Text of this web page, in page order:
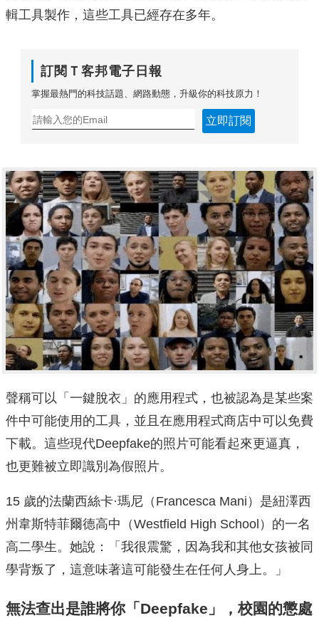
輯工具製作，這些工具已經存在多年。
訂閱Ｔ客邦電子日報
掌握最熱門的科技話題、網路動態，升級你的科技原力！
立即訂閱
聲稱可以「一鍵脫衣」的應用程式，也被認為是某些案
件中可能使用的工具，並且在應用程式商店中可以免費
下載。這些現代Deepfake的照片可能看起來更逼真，
也更難被立即識別為假照片。
15 歲的法蘭西絲卡·瑪尼（Francesca Mani）是紐澤西
州韋斯特菲爾德高中（Westfield High School）的一名
高二學生。她說：「我很震驚，因為我和其他女孩被同
學背叛了，這意味著這可能發生在任何人身上。」
無法查出是誰將你「Deepfake」，校園的懲處